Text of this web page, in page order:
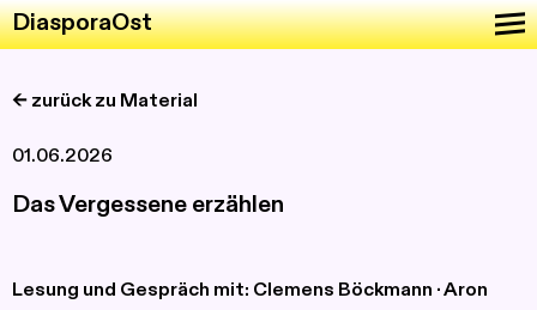
DiasporaOst
<- zurück zu Material
01.06.2026
Das Vergessene erzählen
Lesung und Gespräch mit: Clemens Böckmann · Aron